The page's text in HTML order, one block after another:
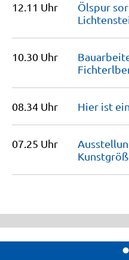
12.11 Uhr
Ölspur
10.30 Uhr
08.34 Uhr Hier ist
07.25 Uhr